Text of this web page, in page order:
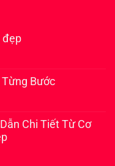
đẹp
Từng Bước
Chi Tiết Từ Cơ